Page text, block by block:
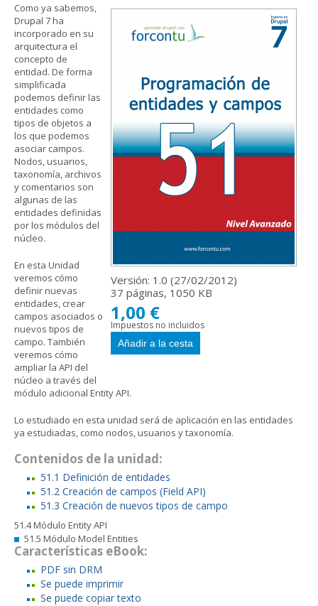
Versión: 1.0 (27/02/2012)
37 páginas, 1050 KB
1,00 €
Impuestos no incluidos
Como ya sabemos,
Drupal 7 ha
incorporado en su
arquitectura el
concepto de
entidad. De forma
simplificada
podemos definir las
entidades como
tipos de objetos a
los que podemos
asociar campos.
Nodos, usuarios,
taxonomía, archivos
y comentarios son
algunas de las
entidades definidas
por los módulos del
núcleo.
En esta Unidad
veremos cómo
definir nuevas
entidades, crear
campos asociados o
nuevos tipos de
campo. También
veremos cómo
ampliar la API del
núcleo a través del
módulo adicional Entity API.
Lo estudiado en esta unidad será de aplicación en las entidades
ya estudiadas, como nodos, usuarios y taxonomía.
Contenidos de la unidad:
51.1 Definición de entidades
51.2 Creación de campos (Field API)
51.3 Creación de nuevos tipos de campo
51.4 Módulo Entity API
51.5 Módulo Model Entities
Características eBook:
PDF sin DRM
Se puede imprimir
Se puede copiar texto